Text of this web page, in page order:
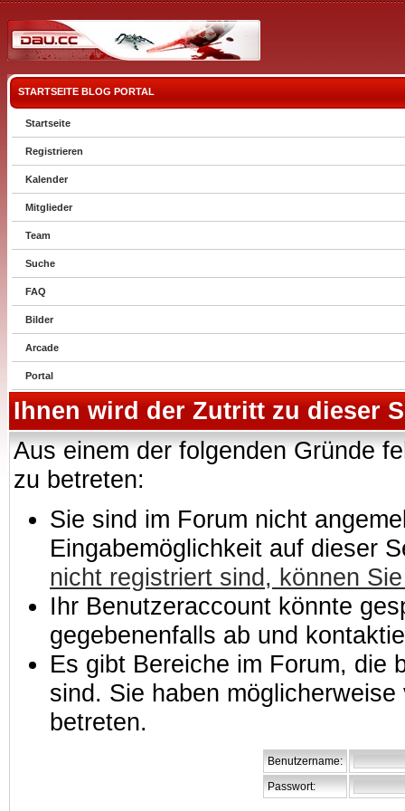
STARTSEITE BLOG PORTAL
Startseite
Registrieren
Kalender
Mitglieder
Team
Suche
FAQ
Bilder
Arcade
Portal
Ihnen wird der Zutritt zu dieser
Aus einem der folgenden Gründe
zu betreten:
Sie sind im Forum nicht
Eingabemöglichkeit auf dieser
nicht registriert sind, können
Ihr Benutzeraccount könnte
gegebenenfalls ab und
Es gibt Bereiche im Forum, die
sind. Sie haben
betreten.
Benutzername:
Passwort: